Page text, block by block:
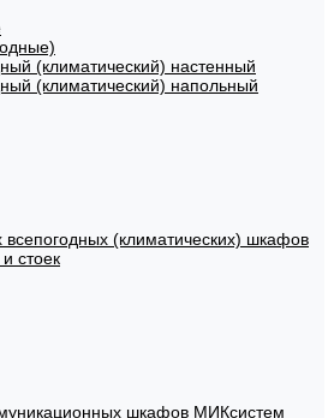
(климатический) настенный
(климатический) напольный
(климатических) шкафов
стоек
шкафов МИКсистем